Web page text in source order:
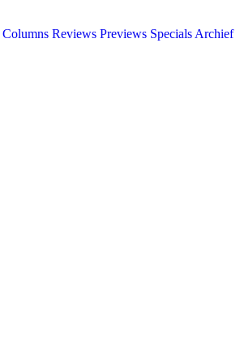
Columns Reviews Previews Specials Archief